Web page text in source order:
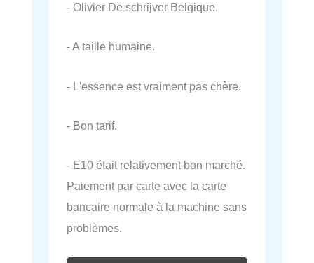
- Olivier De schrijver Belgique.
- A taille humaine.
- L'essence est vraiment pas chère.
- Bon tarif.
- E10 était relativement bon marché.
Paiement par carte avec la carte
bancaire normale à la machine sans
problèmes.